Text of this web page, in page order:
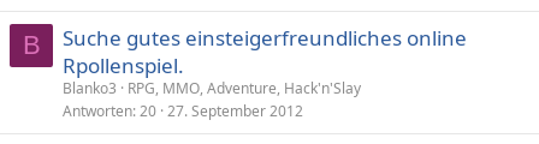
B
Suche gutes einsteigerfreundliches online
Rpollenspiel.
Blanko3
RPG, MMO, Adventure, Hack'n'Slay
Antworten 20 27. September 2012